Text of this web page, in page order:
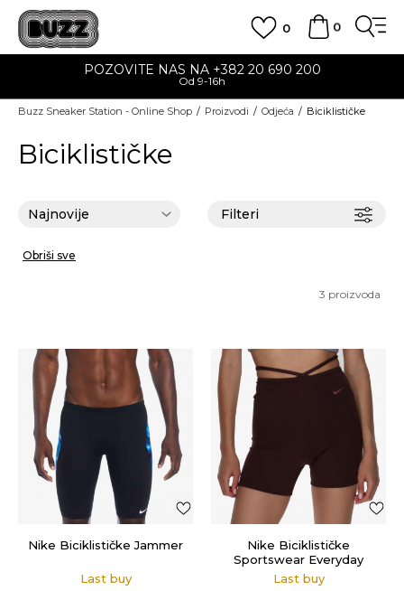
0
0
POZOVITE NAS NA +382 20 690 200
Od 9-16h
Buzz Sneaker Station - Online Shop Proizvodi Odjeća Biciklističke
Biciklističke
Filteri
Obriši sve
3 proizvoda
Nike Biciklističke Jammer
Last buy
Nike Biciklističke
Sportswear Everyday
Modern
Last buy